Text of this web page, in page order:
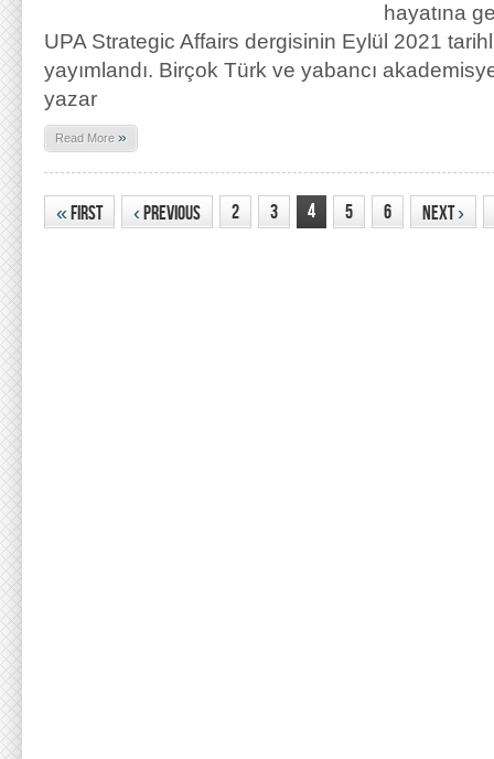
hayatına
UPA Strategic Affairs dergisinin Eylül 2021
yayımlandı. Birçok Türk ve yabancı
yazar
Read More »
« First ‹ Previous 2 3 4 5 6 Next›